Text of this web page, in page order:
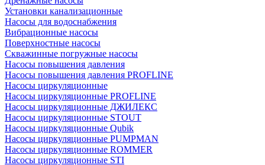
Установки канализационные
Насосы для водоснабжения
Вибрационные насосы
Поверхностные насосы
Скважинные погружные насосы
Насосы повышения давления
Насосы повышения давления PROFLINE
Насосы циркуляционные
Насосы циркуляционные PROFLINE
Насосы циркуляционные ДЖИЛЕКС
Насосы циркуляционные STOUT
Насосы циркуляционные Qubik
Насосы циркуляционные PUMPMAN
Насосы циркуляционные ROMMER
Насосы циркуляционные STI